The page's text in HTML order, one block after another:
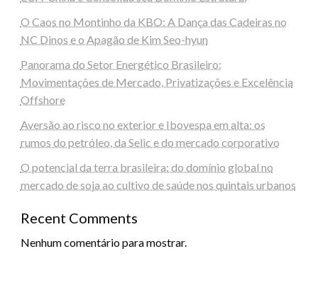
O Caos no Montinho da KBO: A Dança das Cadeiras no
NC Dinos e o Apagão de Kim Seo-hyun
Panorama do Setor Energético Brasileiro:
Movimentações de Mercado, Privatizações e Excelência
Offshore
Aversão ao risco no exterior e Ibovespa em alta: os
rumos do petróleo, da Selic e do mercado corporativo
O potencial da terra brasileira: do domínio global no
mercado de soja ao cultivo de saúde nos quintais urbanos
Recent Comments
Nenhum comentário para mostrar.